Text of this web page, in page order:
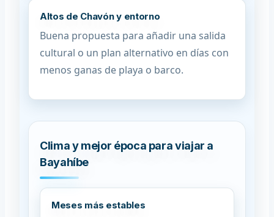
Altos de Chavón y entorno
Buena propuesta para añadir una salida
cultural o un plan alternativo en días con
menos ganas de playa o barco.
Clima y mejor época para viajar a
Bayahíbe
Meses más estables